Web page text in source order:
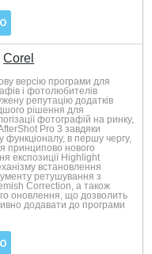
Corel
версію програми для
і фотолюбителів
репутацію додатків
рішення для
фотографій на ринку,
Pro 3 завдяки
функціоналу, в першу чергу,
принципово нового
експозиції Highlight
встановлення
ретушування з
Correction, а також
оновлення, що дозволить
додавати до програми